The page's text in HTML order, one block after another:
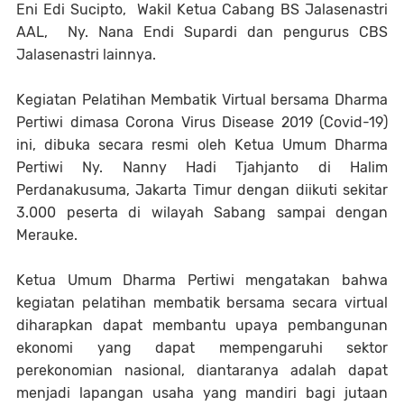
Eni Edi Sucipto, Wakil Ketua Cabang BS Jalasenastri
AAL, Ny. Nana Endi Supardi dan pengurus CBS
Jalasenastri lainnya.
Kegiatan Pelatihan Membatik Virtual bersama Dharma
Pertiwi dimasa Corona Virus Disease 2019 (Covid-19)
ini, dibuka secara resmi oleh Ketua Umum Dharma
Pertiwi Ny. Nanny Hadi Tjahjanto di Halim
Perdanakusuma, Jakarta Timur dengan diikuti sekitar
3.000 peserta di wilayah Sabang sampai dengan
Merauke.
Ketua Umum Dharma Pertiwi mengatakan bahwa
kegiatan pelatihan membatik bersama secara virtual
diharapkan dapat membantu upaya pembangunan
ekonomi yang dapat mempengaruhi sektor
perekonomian nasional, diantaranya adalah dapat
menjadi lapangan usaha yang mandiri bagi jutaan